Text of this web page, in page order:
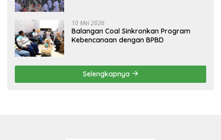
10 Mei 2026
Balangan Coal Sinkronkan Program
Kebencanaan dengan BPBD
Selengkapnya